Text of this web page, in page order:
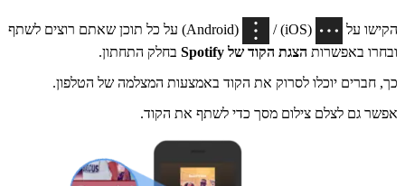
הקישו על (iOS) /
(Android) על כל תוכן שאתם רוצים לשתף
ובחרו באפשרות הצגת הקוד של Spotify
בחלק התחתון.
כך, חברים יוכלו לסרוק את הקוד באמצעות המצלמה של הטלפון.
אפשר גם לצלם צילום מסך כדי לשתף את הקוד.